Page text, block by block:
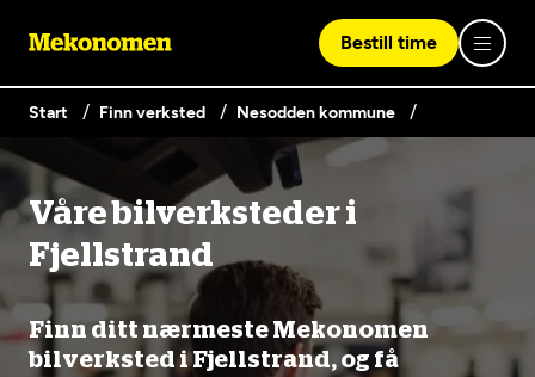
Finn verksted
Våre tjenester
Bestill time
Logg inn med Vipps
Vipps på denne enhet
Start Finn verksted Nesodden kommune
Våre bilverksteder i
Fjellstrand
Finn ditt nærmeste Mekonomen
bilverksted i Fjellstrand, og få